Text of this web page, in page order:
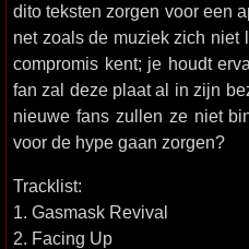
dito teksten zorgen voor een
net zoals de muziek zich niet
compromis kent; je houdt
fan zal deze plaat al in zijn
nieuwe fans zullen ze niet
voor de hype gaan zorgen?
Tracklist:
1. Gasmask Revival
2. Facing Up